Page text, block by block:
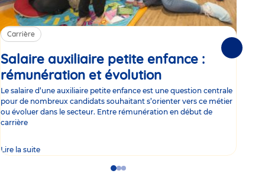
Carrière
Salaire auxiliaire petite enfance :
rémunération et évolution
Le salaire d’une auxiliaire petite enfance est une question centrale
pour de nombreux candidats souhaitant s’orienter vers ce métier
ou évoluer dans le secteur. Entre rémunération en début de
carrière
Lire la suite
GoGoGo